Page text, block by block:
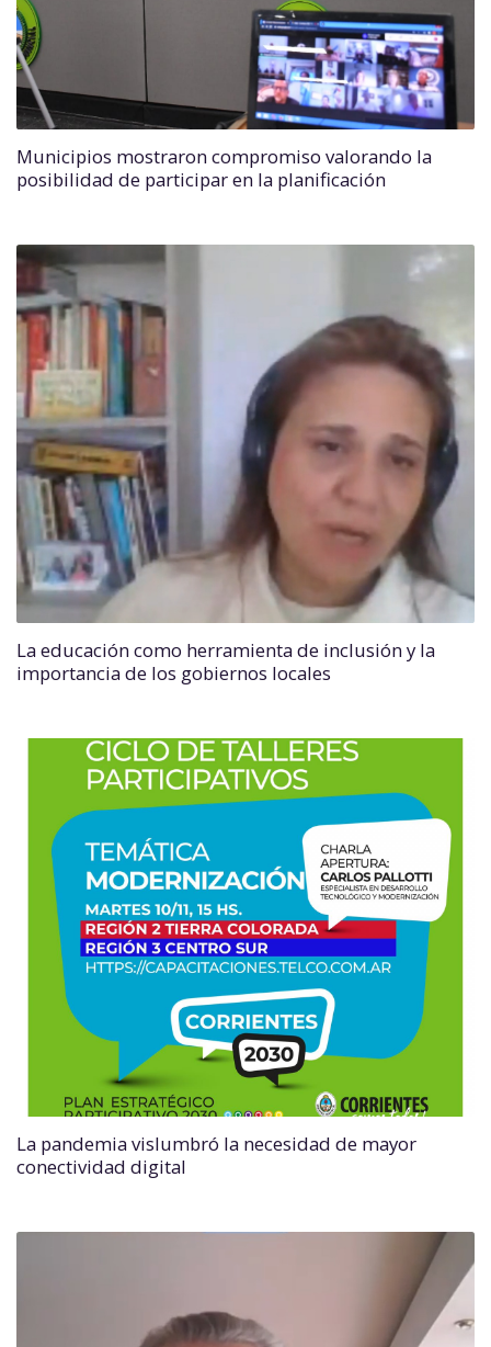
Municipios mostraron compromiso valorando la
posibilidad de participar en la planificación
La educación como herramienta de inclusión y la
importancia de los gobiernos locales
La pandemia vislumbró la necesidad de mayor
conectividad digital